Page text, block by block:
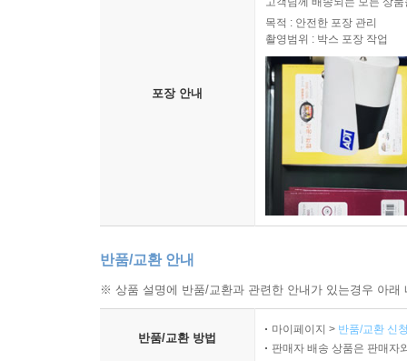
포장 안내
목적 : 안전한 포장 관리
촬영범위 : 박스 포장 작업
반품/교환 안내
※ 상품 설명에 반품/교환과 관련한 안내가 있는경우 아
반품/교환 방법
마이페이지 > 반품/교환 신
판매자 배송 상품은 판매자